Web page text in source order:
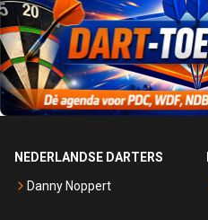
NEDERLANDSE DARTERS
Danny Noppert